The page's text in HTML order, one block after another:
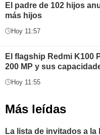
El padre de 102 hijos
más hijos
Hoy 11:57
El flagship Redmi K100
200 MP y sus
Hoy 11:55
Más leídas
La lista de invitados a